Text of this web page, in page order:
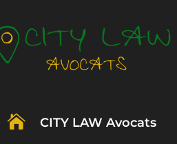
 CITY LAW Avocats